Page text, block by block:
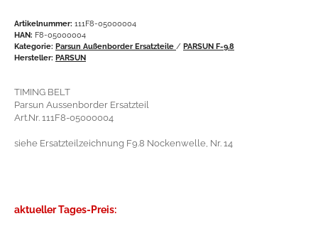
Artikelnummer: 111F8-05000004
HAN: F8-05000004
Kategorie: Parsun Außenborder Ersatzteile / PARSUN F-9.8
Hersteller: PARSUN
TIMING BELT
Parsun Aussenborder Ersatzteil
Art.Nr. 111F8-05000004
siehe Ersatzteilzeichnung F9.8 Nockenwelle, Nr. 14
aktueller Tages-Preis: